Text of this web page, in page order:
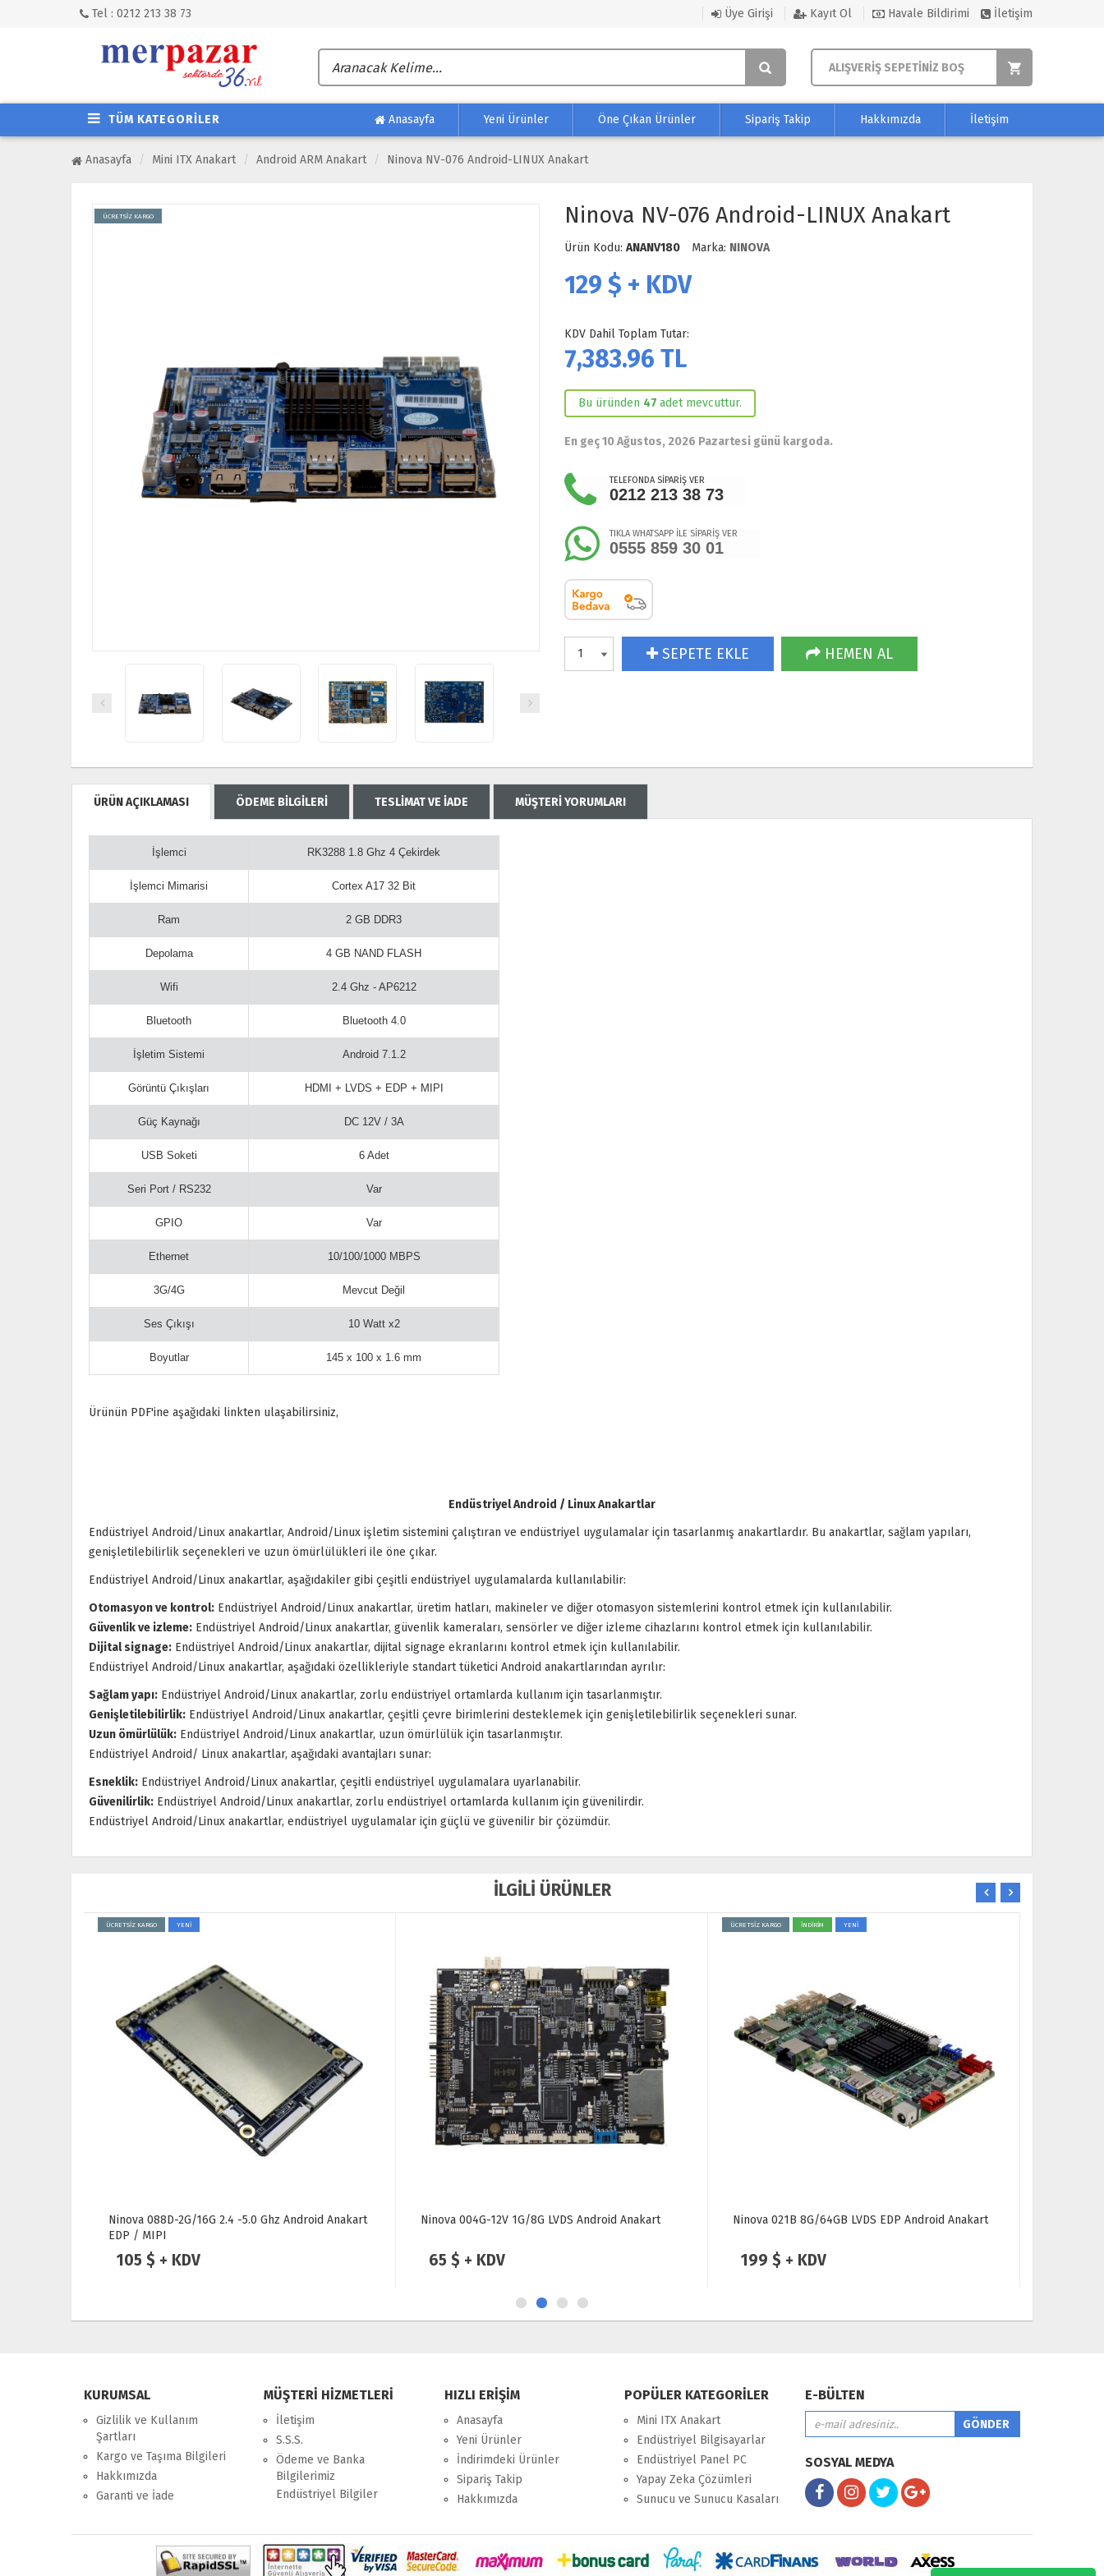
Tel : 0212 213 38 73 Üye Girişi Kayıt Ol Havale Bildirimi İletişim
ALIŞVERİŞ SEPETİNİZ BOŞ
TÜM KATEGORİLER Anasayfa Yeni Ürünler Öne Çıkan Ürünler Sipariş Takip Hakkımızda İletişim
Anasayfa Mini ITX Anakart Android ARM Anakart Ninova NV-076 Android-LINUX Anakart
ÜCRETSİZ KARGO Ninova NV-076 Android-LINUX Anakart
Ürün Kodu: ANANV180 Marka: NINOVA
129 $ + KDV
KDV Dahil Toplam Tutar:
7,383.96 TL
Bu üründen 47 adet mevcuttur.
En geç 10 Ağustos, 2026 Pazartesi günü kargoda.
TELEFONDA SİPARİŞ VER
0212 213 38 73
TIKLA WHATSAPP İLE SİPARİŞ VER
0555 859 30 01
SEPETE EKLE HEMEN AL
ÜRÜN AÇIKLAMASI ÖDEME BİLGİLERİ TESLİMAT VE İADE MÜŞTERİ YORUMLARI
İşlemci RK3288 1.8 Ghz 4 Çekirdek
İşlemci Mimarisi Cortex A17 32 Bit
Ram 2 GB DDR3
Depolama 4 GB NAND FLASH
Wifi 2.4 Ghz - AP6212
Bluetooth Bluetooth 4.0
İşletim Sistemi Android 7.1.2
Görüntü Çıkışları HDMI + LVDS + EDP + MIPI
Güç Kaynağı DC 12V / 3A
USB Soketi 6 Adet
Seri Port / RS232 Var
GPIO Var
Ethernet 10/100/1000 MBPS
3G/4G Mevcut Değil
Ses Çıkışı 10 Watt x2
Boyutlar 145 x 100 x 1.6 mm
Ürünün PDF'ine aşağıdaki linkten ulaşabilirsiniz,
Endüstriyel Android / Linux Anakartlar
Endüstriyel Android/Linux anakartlar, Android/Linux işletim sistemini çalıştıran ve endüstriyel uygulamalar için tasarlanmış anakartlardır. Bu anakartlar, sağlam yapıları,
genişletilebilirlik seçenekleri ve uzun ömürlülükleri ile öne çıkar.
Endüstriyel Android/Linux anakartlar, aşağıdakiler gibi çeşitli endüstriyel uygulamalarda kullanılabilir:
Otomasyon ve kontrol: Endüstriyel Android/Linux anakartlar, üretim hatları, makineler ve diğer otomasyon sistemlerini kontrol etmek için kullanılabilir.
Güvenlik ve izleme: Endüstriyel Android/Linux anakartlar, güvenlik kameraları, sensörler ve diğer izleme cihazlarını kontrol etmek için kullanılabilir.
Dijital signage: Endüstriyel Android/Linux anakartlar, dijital signage ekranlarını kontrol etmek için kullanılabilir.
Endüstriyel Android/Linux anakartlar, aşağıdaki özellikleriyle standart tüketici Android anakartlarından ayrılır:
Sağlam yapı: Endüstriyel Android/Linux anakartlar, zorlu endüstriyel ortamlarda kullanım için tasarlanmıştır.
Genişletilebilirlik: Endüstriyel Android/Linux anakartlar, çeşitli çevre birimlerini desteklemek için genişletilebilirlik seçenekleri sunar.
Uzun ömürlülük: Endüstriyel Android/Linux anakartlar, uzun ömürlülük için tasarlanmıştır.
Endüstriyel Android/ Linux anakartlar, aşağıdaki avantajları sunar:
Esneklik: Endüstriyel Android/Linux anakartlar, çeşitli endüstriyel uygulamalara uyarlanabilir.
Güvenilirlik: Endüstriyel Android/Linux anakartlar, zorlu endüstriyel ortamlarda kullanım için güvenilirdir.
Endüstriyel Android/Linux anakartlar, endüstriyel uygulamalar için güçlü ve güvenilir bir çözümdür.
İLGİLİ ÜRÜNLER
ÜCRETSİZ KARGO YENİ
Ninova 088D-2G/16G 2.4 -5.0 Ghz Android Anakart
EDP / MIPI
105 $ + KDV
Ninova 004G-12V 1G/8G LVDS Android Anakart
65 $ + KDV
ÜCRETSİZ KARGO İNDİRİM YENİ
Ninova 021B 8G/64GB LVDS EDP Android Anakart
199 $ + KDV
KURUMSAL
Gizlilik ve Kullanım
Şartları
Kargo ve Taşıma Bilgileri
Hakkımızda
Garanti ve İade
MÜŞTERİ HİZMETLERİ
İletişim
S.S.S.
Ödeme ve Banka
Bilgilerimiz
Endüstriyel Bilgiler
HIZLI ERİŞİM
Anasayfa
Yeni Ürünler
İndirimdeki Ürünler
Sipariş Takip
Hakkımızda
POPÜLER KATEGORİLER
Mini ITX Anakart
Endüstriyel Bilgisayarlar
Endüstriyel Panel PC
Yapay Zeka Çözümleri
Sunucu ve Sunucu Kasaları
E-BÜLTEN
SOSYAL MEDYA